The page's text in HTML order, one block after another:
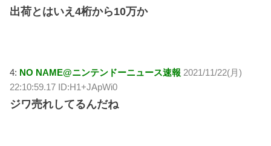
出荷とはいえ4桁から10万か
4: NO NAME@ニンテンドーニュース速報 2021/11/22(月)
22:10:59.17 ID:H1+JApWi0
ジワ売れしてるんだね